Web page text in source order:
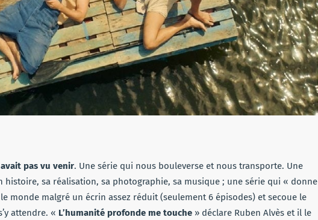
pas vu venir. Une série qui nous bouleverse et nous transporte. Une
histoire, sa réalisation, sa photographie, sa musique ; une série qui « donne
monde malgré un écrin assez réduit (seulement 6 épisodes) et secoue le
attendre. « L’humanité profonde me touche » déclare Ruben Alvès et il le